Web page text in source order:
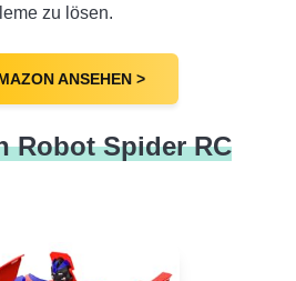
zu lösen.
ANSEHEN >
Robot Spider RC